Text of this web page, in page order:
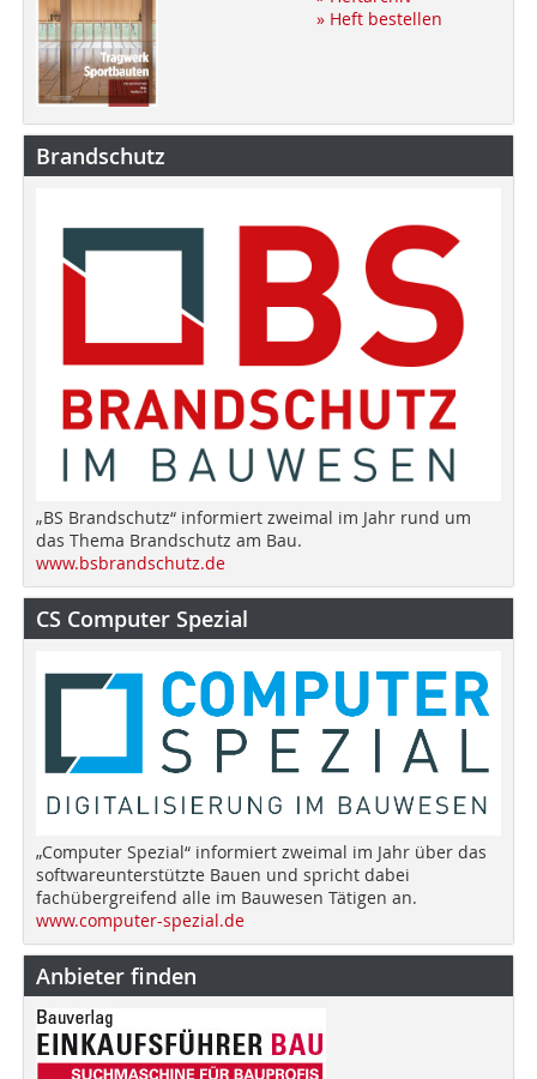
» Heft bestellen
Brandschutz
„BS Brandschutz“ informiert zweimal im Jahr rund um
das Thema Brandschutz am Bau.
www.bsbrandschutz.de
CS Computer Spezial
„Computer Spezial“ informiert zweimal im Jahr über das
softwareunterstützte Bauen und spricht dabei
fachübergreifend alle im Bauwesen Tätigen an.
www.computer-spezial.de
Anbieter finden